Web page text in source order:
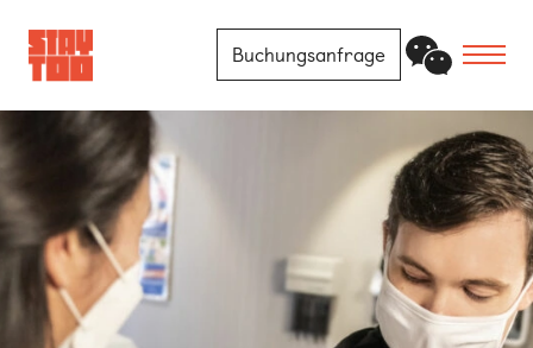
Buchungsanfrage
Apartments
Community
Journal